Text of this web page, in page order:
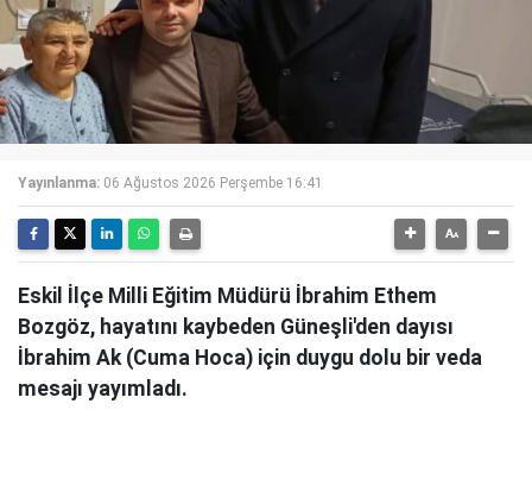
Yayınlanma: 06 Ağustos 2026 Perşembe 16:41
Eskil İlçe Milli Eğitim Müdürü İbrahim Ethem
Bozgöz, hayatını kaybeden Güneşli'den dayısı
İbrahim Ak (Cuma Hoca) için duygu dolu bir veda
mesajı yayımladı.